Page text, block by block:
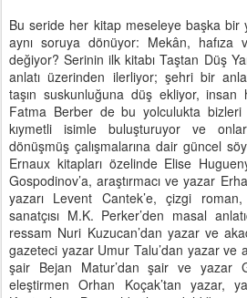
Bu seride her kitap meseleye başka
aynı soruya dönüyor: Mekân,
değiyor? Serinin ilk kitabı Taştan Düş
anlatı üzerinden ilerliyor; şehri bir
taşın suskunluğuna düş ekliyor, insan
Fatma Berber de bu yolculukta bizleri
kıymetli isimle buluşturuyor ve
dönüşmüş çalışmalarına dair güncel
Ernaux kitapları özelinde Elise
Gospodinov’a, araştırmacı ve yazar
yazarı Levent Cantek’e, çizgi
sanatçısı M.K. Perker’den masal
ressam Nuri Kuzucan’dan yazar ve
gazeteci yazar Umur Talu’dan yazar ve
şair Bejan Matur’dan şair ve yazar
eleştirmen Orhan Koçak’tan yazar,